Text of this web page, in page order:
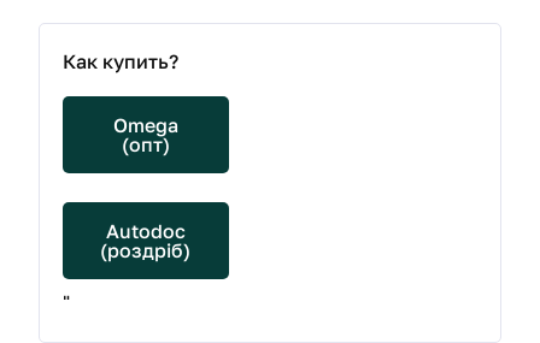
Как купить?
Omega
(опт)
Autodoc
(роздріб)
"